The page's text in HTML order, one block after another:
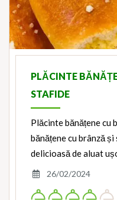
PLĂCINTE
STAFIDE
Plăcinte bănățene cu
bănățene cu brânză
delicioasă de aluat
26/02/2024